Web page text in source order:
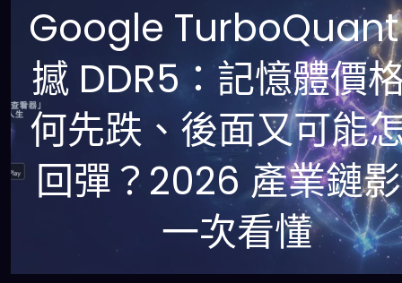
Google
撼 DDR5：記憶體價
何先跌、後面又可能
回彈？2026 產業鏈
一次看懂